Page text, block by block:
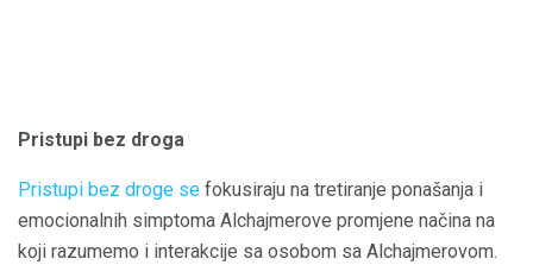
Pristupi bez droga
Pristupi bez droge se fokusiraju na tretiranje ponašanja i
emocionalnih simptoma Alchajmerove promjene načina na
koji razumemo i interakcije sa osobom sa Alchajmerovom.